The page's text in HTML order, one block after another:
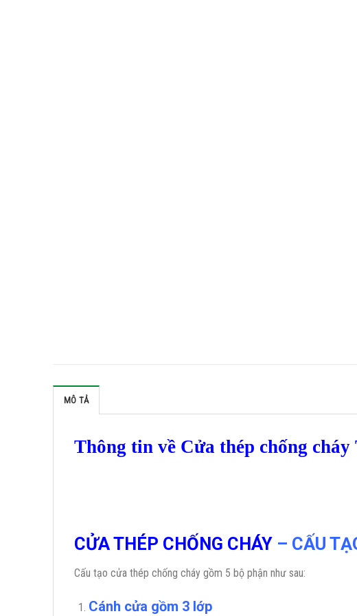
MÔ TẢ
Thông tin về Cửa thép chống cháy
CỬA THÉP CHỐNG CHÁY – CẤU
Cấu tạo cửa thép chống cháy gồm 5 bộ phận như sau:
Cánh cửa gồm 3 lớp